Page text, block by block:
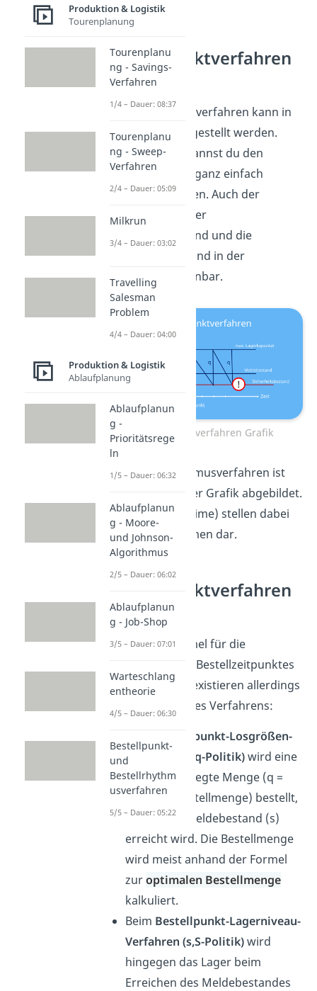
Bestellpunktverfahren
Grafik
Das Bestellpunktverfahren kann in
einerGrafikdargestellt werden.
Anhand dieser kannst du den
Bestellzeitpunkt ganz einfach
grafisch darstellen. Auch der
Meldebestand, der
Sicherheitsbestand und die
Lagerkapazität sind in der
Abbildung erkennbar.
Bestellpunktverfahren Grafik
Das Bestellrhythmusverfahren ist
ebenfalls in dieser Grafik abgebildet.
Die Intervalle t (time) stellen dabei
die Bestellrhythmen dar.
Bestellpunktverfahren
Formel
Eine eigene Formel für die
Berechnung des Bestellzeitpunktes
gibt es nicht. Es existieren allerdings
zwei Varianten des Verfahrens:
Bestellpunkt-Losgrößen-
Verfahren
(s,q-Politik)wird eine
zuvor festgelegte Menge (q =
optimale Bestellmenge) bestellt,
sobald der Meldebestand (s)
erreicht wird. Die Bestellmenge
wird meist anhand der Formel
zuroptimalen Bestellmenge
kalkuliert.
Beim Bestellpunkt-Lagerniveau-
Verfahren (s,S-Politik)wird
hingegen das Lager beim
Erreichen des Meldebestandes
Produktion & Logistik
Tourenplanung
Tourenplanu
ng - Savings-
Verfahren
1/4 – Dauer: 08:37
Tourenplanu
ng - Sweep-
Verfahren
2/4 – Dauer: 05:09
Milkrun
3/4 – Dauer: 03:02
Travelling
Salesman
Problem
4/4 – Dauer: 04:00
Produktion & Logistik
Ablaufplanung
Ablaufplanun
g -
Prioritätsrege
ln
1/5 – Dauer: 06:32
Ablaufplanun
g - Moore-
und Johnson-
Algorithmus
2/5 – Dauer: 06:02
Ablaufplanun
g - Job-Shop
3/5 – Dauer: 07:01
Warteschlang
entheorie
4/5 – Dauer: 06:30
Bestellpunkt-
und
Bestellrhythm
usverfahren
5/5 – Dauer: 05:22